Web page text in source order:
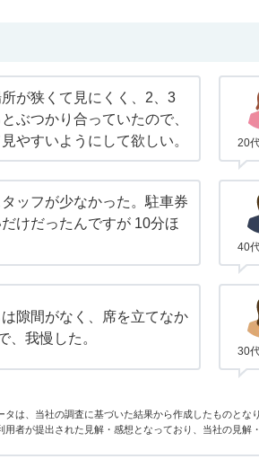
が狭くて見にくく、2、3
ぶつかり合っていたので、
やすいようにして欲しい。
20
ッフが少なかった。駐車券
けだったんですが 10分ほ
40
隙間がなく、席を立てなか
、我慢した。
30
は、当社の調査に基づいた結果から作成したものとな
者が提出された見解・感想となっており、当社の見解